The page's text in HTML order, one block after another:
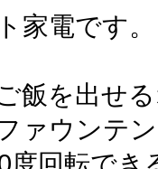
家電です
飯を出せ
ァウンテ